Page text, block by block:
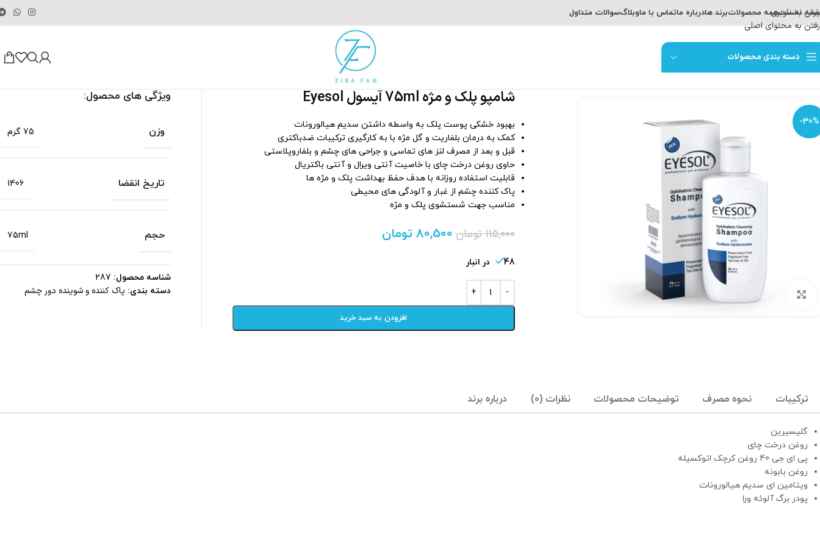
پرش به ناوبری
رفتن به محتوای اصلی
نخستهمه محصولاتبرند هادرباره ماتماس با ماوبلاگسوالات متداول
دسته بندی محصولات
-30%
برای بزرگنمایی کلیک کنید
شامپو پلک و مژه 75ml آیسول Eyesol
بهبود خشکی پوست پلک به واسطه داشتن سدیم هیالورونات
کمک به درمان بلفاریت و گل‌ مژه با به کارگیری ترکیبات ضدباکتری
قبل و بعد از مصرف لنز های تماسی و جراحی های چشم و بلفاروپلاستی
حاوی روغن درخت چای با خاصیت آنتی ویرال و آنتی باکتریال
قابلیت استفاده روزانه با هدف حفظ بهداشت پلک و مژه‌ ها
پاک کننده چشم از غبار و آلودگی‌ های محیطی
مناسب جهت شستشوی پلک و مژه
115,000 تومان 80,500 تومان
48 در انبار
افزودن به سبد خرید
ویژگی های محصول:
وزن 75 گرم
تاریخ انقضا 1406
حجم 75ml
شناسه محصول: 287
دسته بندی: پاک کننده و شوینده دور چشم
ترکیبات نحوه مصرف توضیحات محصولات نظرات (0) درباره برند
گلیسیرین
روغن درخت چای
پی ای جی 40 روغن کرچک اتوکسیله
روغن بابونه
ویتامین ای سدیم هیالورونات
پودر برگ آلوئه ورا